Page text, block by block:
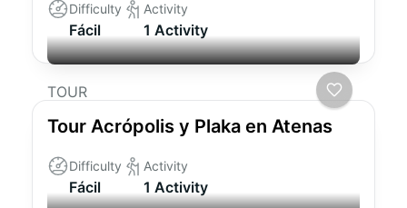
Difficulty
Fácil
Activity
1 Activity
TOUR
Tour Acrópolis y Plaka en Atenas
Difficulty
Fácil
Activity
1 Activity